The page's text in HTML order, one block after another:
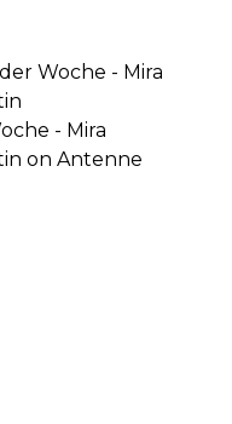
Woche - Mira
- Mira
on Antenne